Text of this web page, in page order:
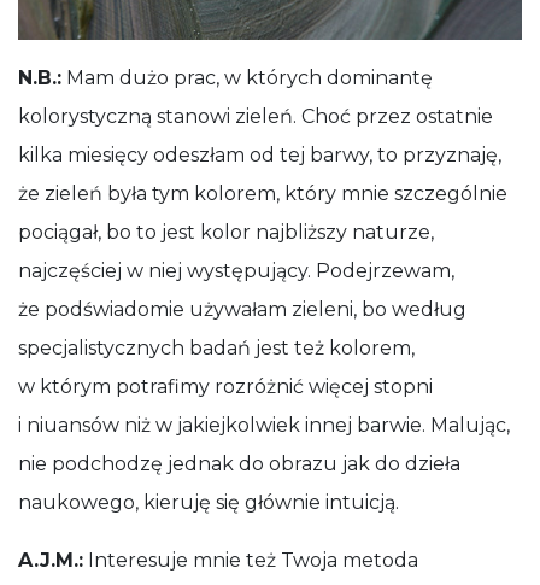
N.B.: Mam dużo prac, w których dominantę
kolorystyczną stanowi zieleń. Choć przez ostatnie
kilka miesięcy odeszłam od tej barwy, to przyznaję,
że zieleń była tym kolorem, który mnie szczególnie
pociągał, bo to jest kolor najbliższy naturze,
najczęściej w niej występujący. Podejrzewam,
że podświadomie używałam zieleni, bo według
specjalistycznych badań jest też kolorem,
w którym potrafimy rozróżnić więcej stopni
i niuansów niż w jakiejkolwiek innej barwie. Malując,
nie podchodzę jednak do obrazu jak do dzieła
naukowego, kieruję się głównie intuicją.
A.J.M.: Interesuje mnie też Twoja metoda